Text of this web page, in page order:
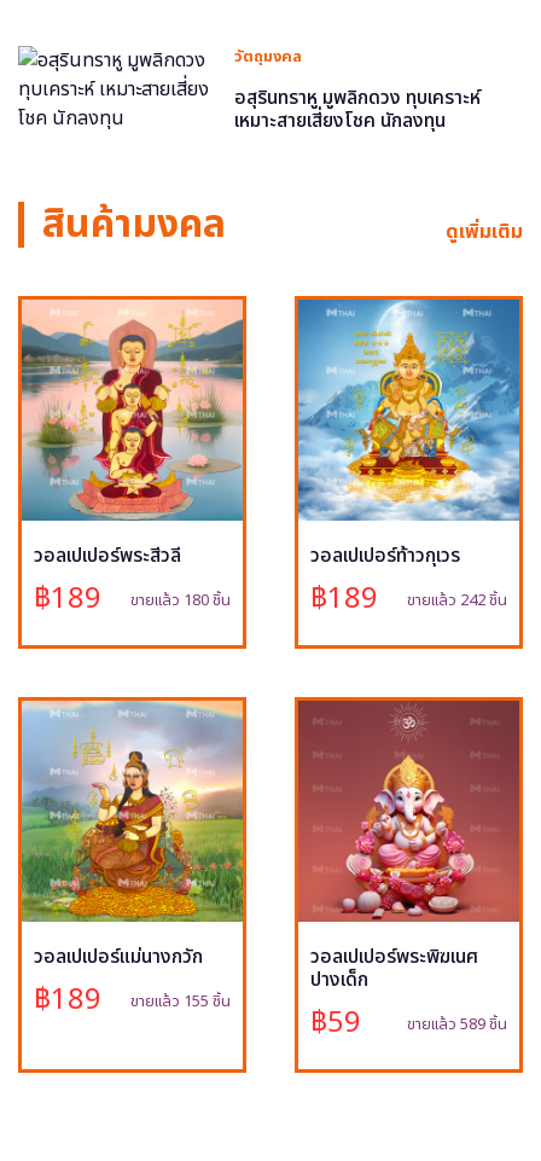
วัตถุมงคล
อสุรินทราหู มูพลิกดวง ทุบเคราะห์
เหมาะสายเสี่ยงโชค นักลงทุน
สินค้ามงคล ดูเพิ่มเติม
วอลเปเปอร์พระสีวลี
฿189 ขายแล้ว 180 ชิ้น
วอลเปเปอร์ท้าวกุเวร
฿189 ขายแล้ว 242 ชิ้น
วอลเปเปอร์แม่นางกวัก
฿189 ขายแล้ว 155 ชิ้น
วอลเปเปอร์พระพิฆเนศ
ปางเด็ก
฿59 ขายแล้ว 589 ชิ้น